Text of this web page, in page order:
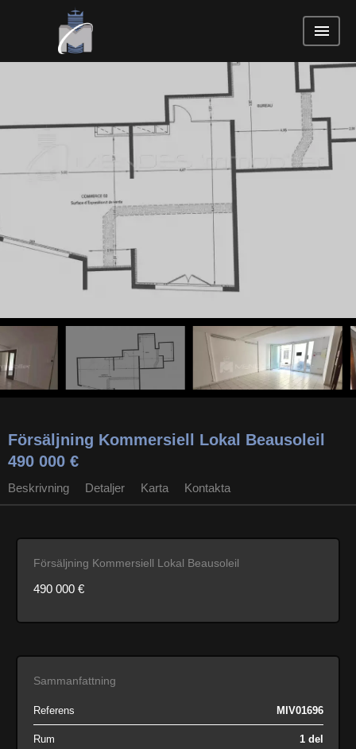
Försäljning Kommersiell Lokal Beausoleil
490 000 €
Beskrivning Detaljer Karta Kontakta
Försäljning Kommersiell Lokal Beausoleil
490 000 €
Sammanfattning
Referens MIV01696
Rum 1 del